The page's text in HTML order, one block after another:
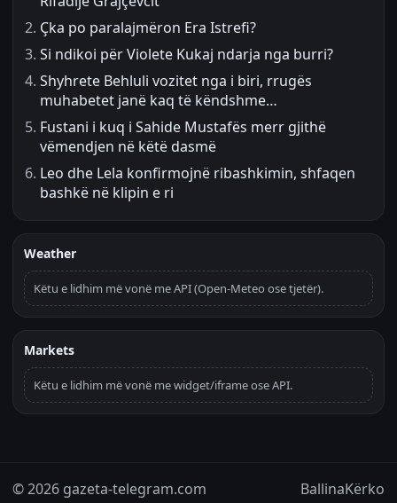
Çka po paralajmëron Era Istrefi?
Si ndikoi për Violete Kukaj ndarja nga burri?
Shyhrete Behluli vozitet nga i biri, rrugës
muhabetet janë kaq të këndshme…
Fustani i kuq i Sahide Mustafës merr gjithë
vëmendjen në këtë dasmë
Leo dhe Lela konfirmojnë ribashkimin, shfaqen
bashkë në klipin e ri
Weather
Këtu e lidhim më vonë me API (Open-Meteo ose tjetër).
Markets
Këtu e lidhim më vonë me widget/iframe ose API.
© 2026 gazeta-telegram.com BallinaKërko